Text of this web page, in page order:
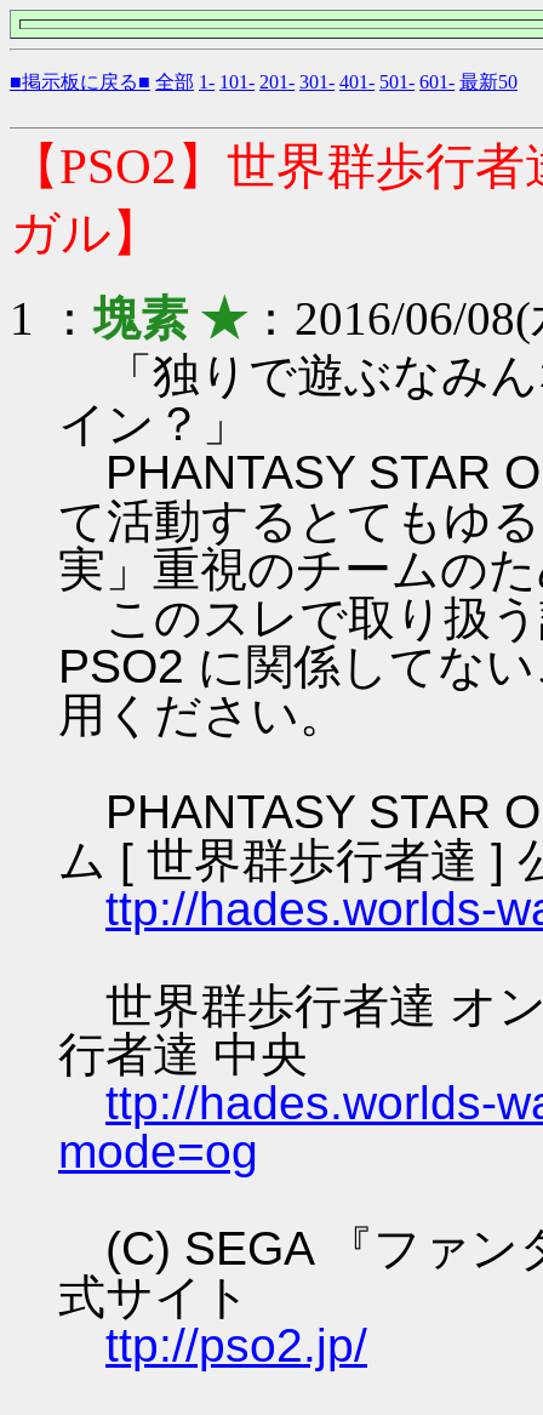
■掲示板に戻る■ 全部 1- 101- 201- 301- 401- 501- 601- 最新50
【PSO2】世界群歩行
ガル】
1 ：塊素 ★：2016/06/
「独りで遊ぶなみ
イン？」
PHANTASY STAR
て活動するとてもゆ
実」重視のチームの
このスレで取り扱
PSO2 に関係してな
用ください。
PHANTASY STAR
ム [ 世界群歩行者達 ]
ttp://hades.worlds-
世界群歩行者達 オ
行者達 中央
ttp://hades.worlds-
mode=og
(C) SEGA 『ファン
式サイト
ttp://pso2.jp/